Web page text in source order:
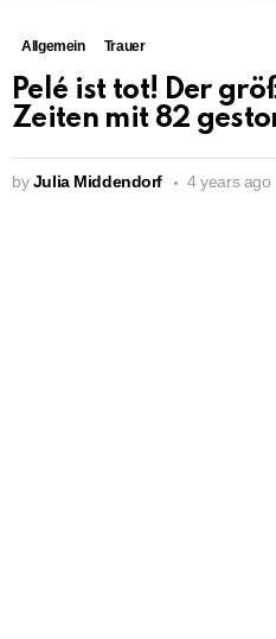
Allgemein Trauer
Pelé ist tot! Der
Zeiten mit 82
by Julia Middendorf 4 years ago